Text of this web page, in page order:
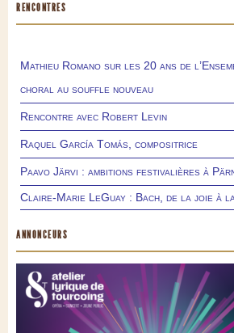
RENCONTRES
Mathieu Romano sur les 20 ans de
choral au souffle nouveau
Rencontre avec Robert Levin
Raquel García Tomás, compositrice
Paavo Järvi : ambitions festivalières à
Claire-Marie LeGuay : Bach, de la joie à
ANNONCEURS